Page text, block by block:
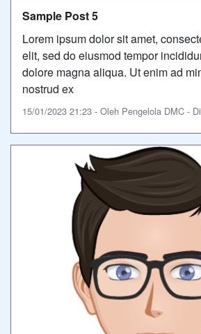
Sample Post 5
Lorem ipsum dolor sit amet,
elit, sed do eiusmod tempor
dolore magna aliqua. Ut enim ad
nostrud ex
15/01/2023 21:23 - Oleh Pengelola DMC -